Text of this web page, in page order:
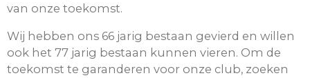
van onze toekomst.
Wij hebben ons 66 jarig bestaan gevierd en willen
ook het 77 jarig bestaan kunnen vieren. Om de
toekomst te garanderen voor onze club, zoeken